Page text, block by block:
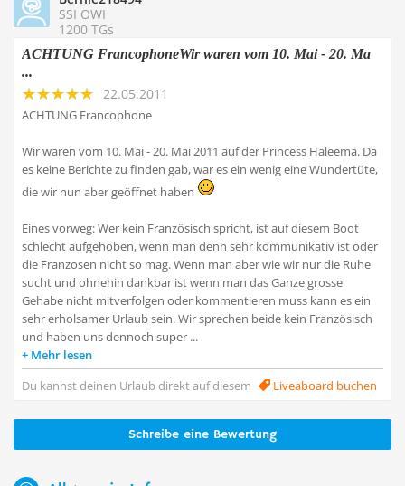
SSI OWI
1200 TGs
ACHTUNG FrancophoneWir waren vom 10. Mai - 20. Ma
...
22.05.2011
ACHTUNG Francophone
Wir waren vom 10. Mai - 20. Mai 2011 auf der Princess Haleema. Da
es keine Berichte zu finden gab, war es ein wenig eine Wundertüte,
die wir nun aber geöffnet haben
Eines vorweg: Wer kein Französisch spricht, ist auf diesem Boot
schlecht aufgehoben, wenn man denn sehr kommunikativ ist oder
die Franzosen nicht so mag. Wenn man aber wie wir nur die Ruhe
sucht und ohnehin dankbar ist wenn man das Ganze grosse
Gehabe nicht mitverfolgen oder kommentieren muss kann es ein
sehr erholsamer Urlaub sein. Wir sprechen beide kein Französisch
und haben uns dennoch super ...
Mehr lesen
Du kannst deinen Urlaub direkt auf diesem
Liveaboard buchen
Schreibe eine Bewertung